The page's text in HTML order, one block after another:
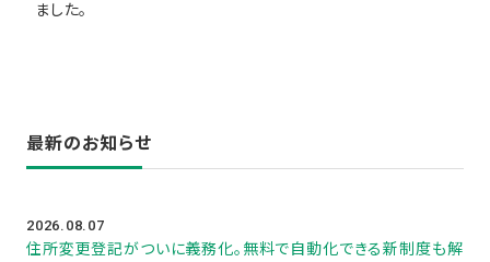
ました。
最新のお知らせ
2026.08.07
住所変更登記がついに義務化。無料で自動化できる新制度も解